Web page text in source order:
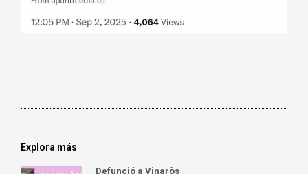
Explora más
Defunció a Vinaròs